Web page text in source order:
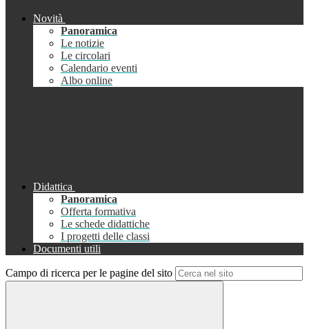
Novità
Panoramica
Le notizie
Le circolari
Calendario eventi
Albo online
Didattica
Panoramica
Offerta formativa
Le schede didattiche
I progetti delle classi
Documenti utili
Campo di ricerca per le pagine del sito